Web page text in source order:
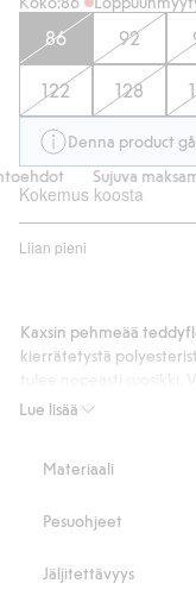
86 92
122 128
Denna product
Sujuva
Kokemus koosta
Liian pieni
/
ääneen
Lue lisää
Kaxsin pehmeää
kierrätetystä
päällysvaatteena kuin
voidaan kiinnittää
kiinnittää kuoritakkiin
Zip-in/zip-off-
Materiaali
Pesuohjeet
Jäljitettävyys